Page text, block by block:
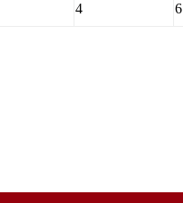
4 6